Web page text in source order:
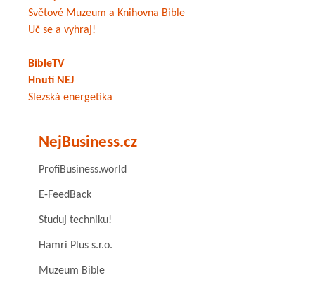
Světové Muzeum a Knihovna Bible
Uč se a vyhraj!
BibleTV
Hnutí NEJ
Slezská energetika
NejBusiness.cz
ProfiBusiness.world
E-FeedBack
Studuj techniku!
Hamri Plus s.r.o.
Muzeum Bible